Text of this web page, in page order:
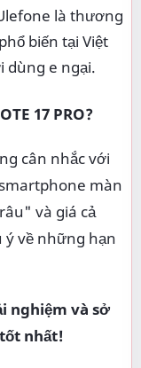
là thương
biến tại Việt
dùng e ngại.
17 PRO?
cân nhắc với
màn
và giá cả
ý về những hạn
nghiệm và sở
nhất!